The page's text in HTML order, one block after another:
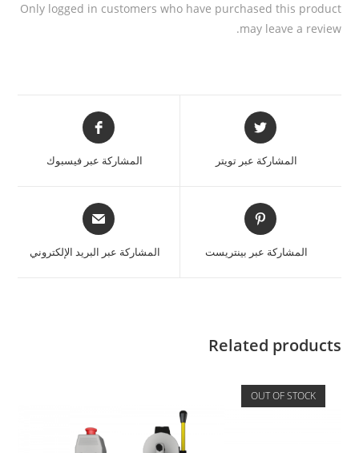
Only logged in customers who have purchased this product
may leave a review.
المشاركة عبر تويتر المشاركة عبر فيسبوك
المشاركة عبر بينتريست المشاركة عبر البريد الإلكتروني
Related products
OUT OF STOCK